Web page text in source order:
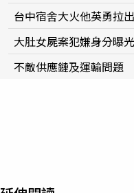
台中宿舍大火他英勇拉
大肚女屍案犯嫌身分曝
不敵供應鏈及運輸問題